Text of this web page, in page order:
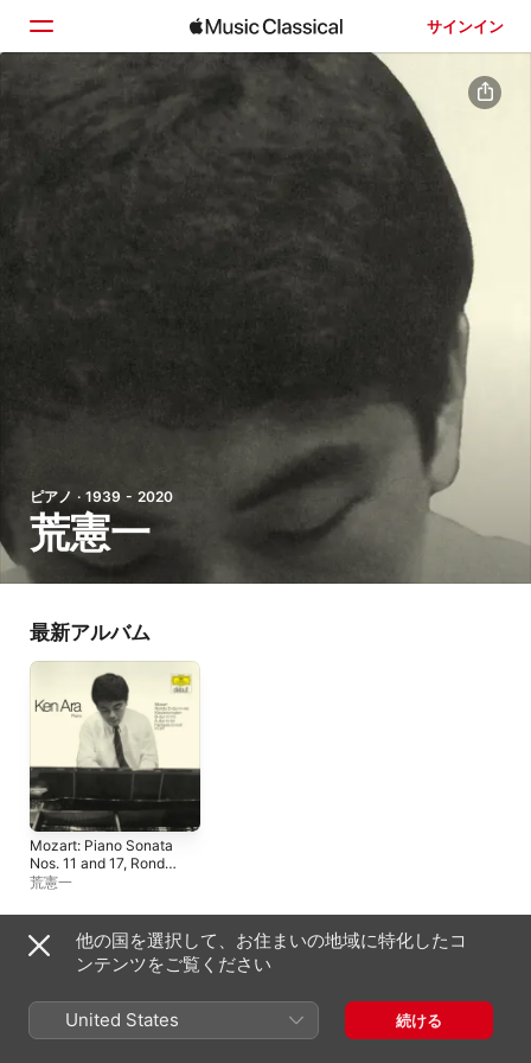
サインイン
ホーム
見つける
ピアノ · 1939 - 2020
荒憲一
最新アルバム
Mozart: Piano Sonata
Nos. 11 and 17, Rondo
in D Major, K. 485 &
397
荒憲一
日本 English (US)
Copyright © 2026 Apple Inc. All rights reserved.
インターネットサービス利用規約
Apple Musicとプライバシー
他の国を選択して、お住まいの地域に特化したコ
ンテンツをご覧ください
United States 続ける